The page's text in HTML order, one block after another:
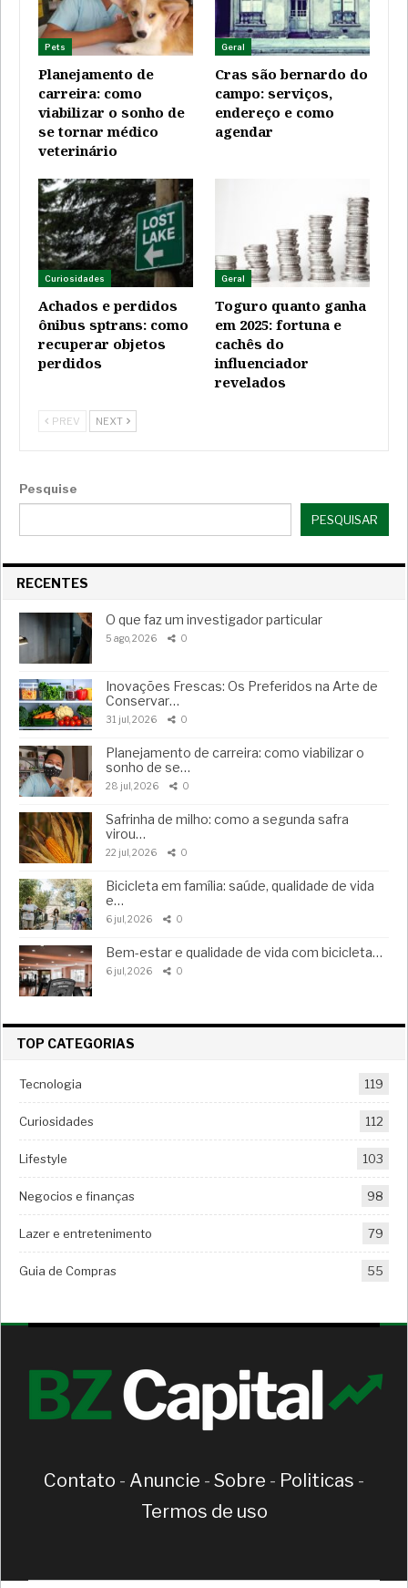
Pets
Planejamento de
carreira: como
viabilizar o sonho de
se tornar médico
veterinário
Geral
Cras são bernardo do
campo: serviços,
endereço e como
agendar
Curiosidades
Achados e perdidos
ônibus sptrans: como
recuperar objetos
perdidos
Geral
Toguro quanto ganha
em 2025: fortuna e
cachês do
influenciador
revelados
PREV NEXT
Pesquise
PESQUISAR
RECENTES
O que faz um investigador particular
5 ago, 2026 0
Inovações Frescas: Os Preferidos na Arte de
Conservar…
31 jul, 2026 0
Planejamento de carreira: como viabilizar o
sonho de se…
28 jul, 2026 0
Safrinha de milho: como a segunda safra
virou…
22 jul, 2026 0
Bicicleta em família: saúde, qualidade de vida
e…
6 jul, 2026 0
Bem-estar e qualidade de vida com bicicleta…
6 jul, 2026 0
TOP CATEGORIAS
Tecnologia 119
Curiosidades 112
Lifestyle 103
Negocios e finanças 98
Lazer e entretenimento 79
Guia de Compras 55
Contato - Anuncie - Sobre - Politicas -
Termos de uso